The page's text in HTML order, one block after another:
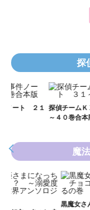
探
探偵チームＫＺ事件ノー
～４０巻合本版
魔
黒魔女さんは大学生！